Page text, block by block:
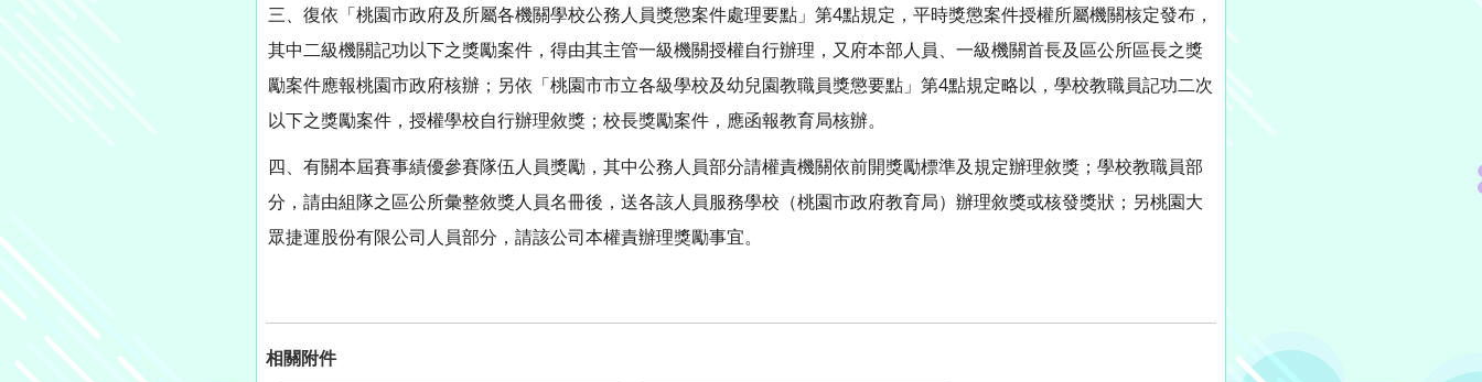
三、復依「桃園市政府及所屬各機關學校公務人員獎懲案件處理要點」第4點規定，平時獎懲案件授權所屬機關核定發布，
其中二級機關記功以下之獎勵案件，得由其主管一級機關授權自行辦理，又府本部人員、一級機關首長及區公所區長之獎
勵案件應報桃園市政府核辦；另依「桃園市市立各級學校及幼兒園教職員獎懲要點」第4點規定略以，學校教職員記功二次
以下之獎勵案件，授權學校自行辦理敘獎；校長獎勵案件，應函報教育局核辦。
四、有關本屆賽事績優參賽隊伍人員獎勵，其中公務人員部分請權責機關依前開獎勵標準及規定辦理敘獎；學校教職員部
分，請由組隊之區公所彙整敘獎人員名冊後，送各該人員服務學校（桃園市政府教育局）辦理敘獎或核發獎狀；另桃園大
眾捷運股份有限公司人員部分，請該公司本權責辦理獎勵事宜。
相關附件